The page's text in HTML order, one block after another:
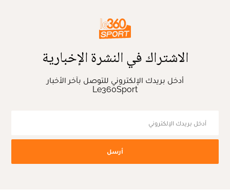
الاشتراك في النشرة الإخبارية
أدخل بريدك الإلكتروني للتوصل بآخر الأخبار
Le360Sport
أرسل